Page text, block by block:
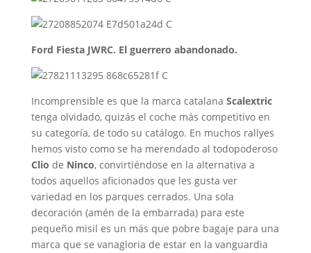
Ford Fiesta JWRC. El guerrero abandonado.
Incomprensible es que la marca catalana Scalextric
tenga olvidado, quizás el coche más competitivo en
su categoría, de todo su catálogo. En muchos rallyes
hemos visto como se ha merendado al todopoderoso
Clio de Ninco, convirtiéndose en la alternativa a
todos aquellos aficionados que les gusta ver
variedad en los parques cerrados. Una sola
decoración (amén de la embarrada) para este
pequeño misil es un más que pobre bagaje para una
marca que se vanagloria de estar en la vanguardia